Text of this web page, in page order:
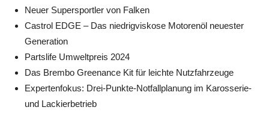
Neuer Supersportler von Falken
Castrol EDGE – Das niedrigviskose Motorenöl neuester
Generation
Partslife Umweltpreis 2024
Das Brembo Greenance Kit für leichte Nutzfahrzeuge
Expertenfokus: Drei-Punkte-Notfallplanung im Karosserie-
und Lackierbetrieb